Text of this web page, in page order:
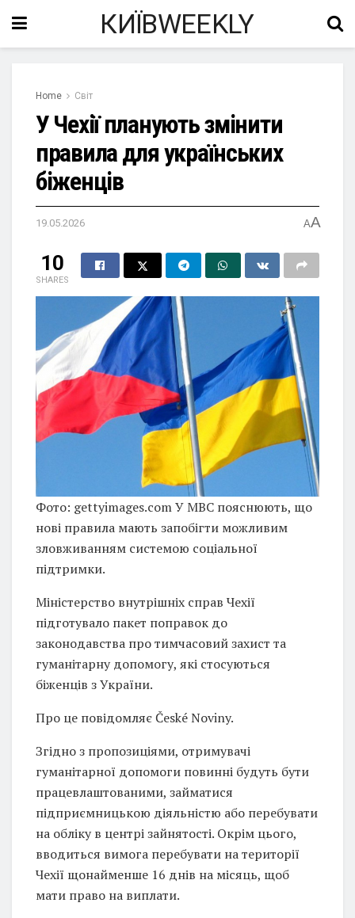
КИЇВWEEKLY
Home Світ
У Чехії планують змінити
правила для українських
біженців
19.05.2026 AA
10
SHARES
Фото: gettyimages.com У МВС пояснюють, що
нові правила мають запобігти можливим
зловживанням системою соціальної
підтримки.
Міністерство внутрішніх справ Чехії
підготувало пакет поправок до
законодавства про тимчасовий захист та
гуманітарну допомогу, які стосуються
біженців з України.
Про це повідомляє České Noviny.
Згідно з пропозиціями, отримувачі
гуманітарної допомоги повинні будуть бути
працевлаштованими, займатися
підприємницькою діяльністю або перебувати
на обліку в центрі зайнятості. Окрім цього,
вводиться вимога перебувати на території
Чехії щонайменше 16 днів на місяць, щоб
мати право на виплати.